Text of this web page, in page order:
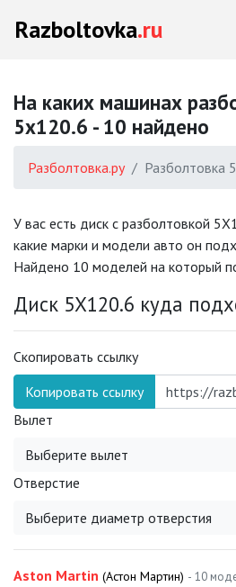
Razboltovka.ru
На каких машинах
5x120.6 - 10 найдено
Разболтовка.ру Разболтовка
У вас есть диск с разболтовкой
какие марки и модели авто он
Найдено 10 моделей на который
Диск 5X120.6 куда
Скопировать ссылку
Копировать ссылку
Вылет
Выберите вылет
Отверстие
Выберите диаметр отверстия
Aston Martin (Астон Мартин) - 10